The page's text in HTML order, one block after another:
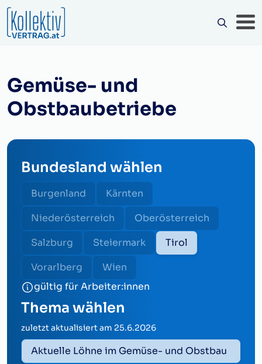
Gemüse- und
Obstbaubetriebe
Bundesland wählen
Burgenland
Kärnten
Niederösterreich
Oberösterreich
Salzburg
Steiermark
Tirol
Vorarlberg
Wien
gültig für Arbeiter:innen
Thema wählen
zuletzt aktualisiert am 25.6.2026
Aktuelle Löhne im Gemüse- und Obstbau